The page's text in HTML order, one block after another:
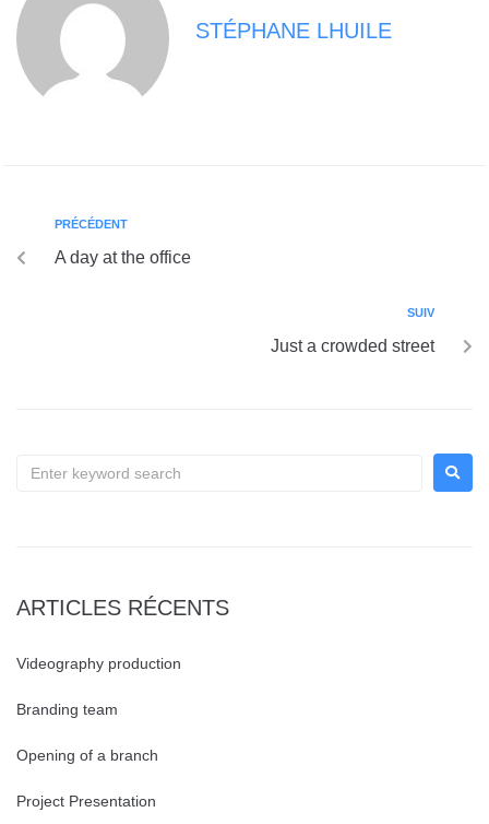
STÉPHANE LHUILE
PRÉCÉDENT
A day at the office
SUIV
Just a crowded street
ARTICLES RÉCENTS
Videography production
Branding team
Opening of a branch
Project Presentation